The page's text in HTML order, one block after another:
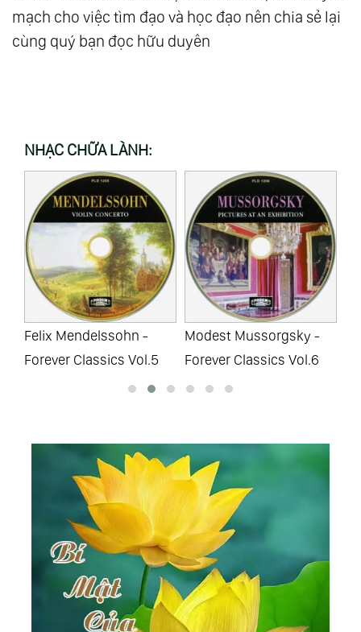
mạch cho việc tìm đạo và học đạo nên chia sẻ lại
cùng quý bạn đọc hữu duyên
NHẠC CHỮA LÀNH:
Felix Mendelssohn -
Forever Classics Vol.5
Modest Mussorgsky -
Forever Classics Vol.6